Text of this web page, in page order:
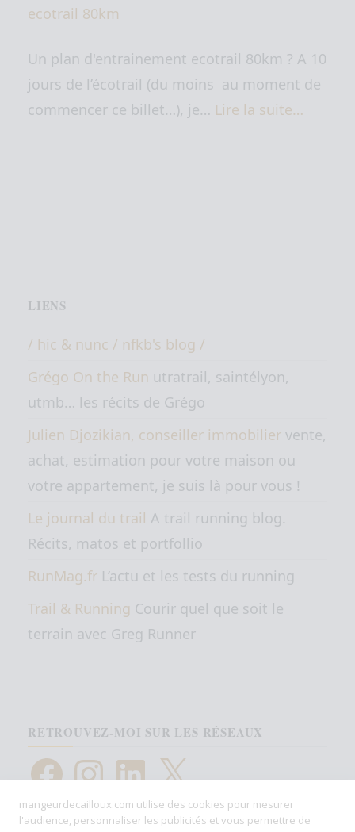
ecotrail 80km
Un plan d'entrainement ecotrail 80km ? A 10
jours de l’écotrail (du moins au moment de
commencer ce billet…), je… Lire la suite…
LIENS
/ hic & nunc / nfkb's blog /
Grégo On the Run utratrail, saintélyon,
utmb… les récits de Grégo
Julien Djozikian, conseiller immobilier vente,
achat, estimation pour votre maison ou
votre appartement, je suis là pour vous !
Le journal du trail A trail running blog.
Récits, matos et portfollio
RunMag.fr L’actu et les tests du running
Trail & Running Courir quel que soit le
terrain avec Greg Runner
RETROUVEZ-MOI SUR LES RÉSEAUX
FacebookInstagramLinkedIn
X
mangeurdecailloux.com utilise des cookies pour mesurer
l'audience, personnaliser les publicités et vous permettre de